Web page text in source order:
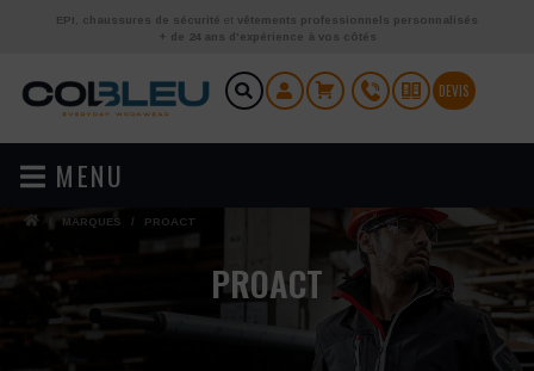
Aller au contenu
EPI chaussures de sécurité et vêtements professionnels personnalisés
+ de 24 ans d’expérience à vos côtés
DEVIS
MENU
MARQUES / PROACT
PROACT